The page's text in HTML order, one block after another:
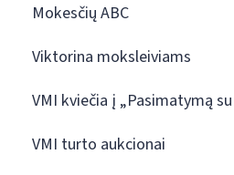
Mokesčių ABC
Viktorina moksleiviams
VMI kviečia į „Pasimatymą
VMI turto aukcionai